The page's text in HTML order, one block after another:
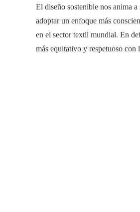
El diseño sostenible nos anima
adoptar un enfoque más
en el sector textil mundial. En
más equitativo y respetuoso con